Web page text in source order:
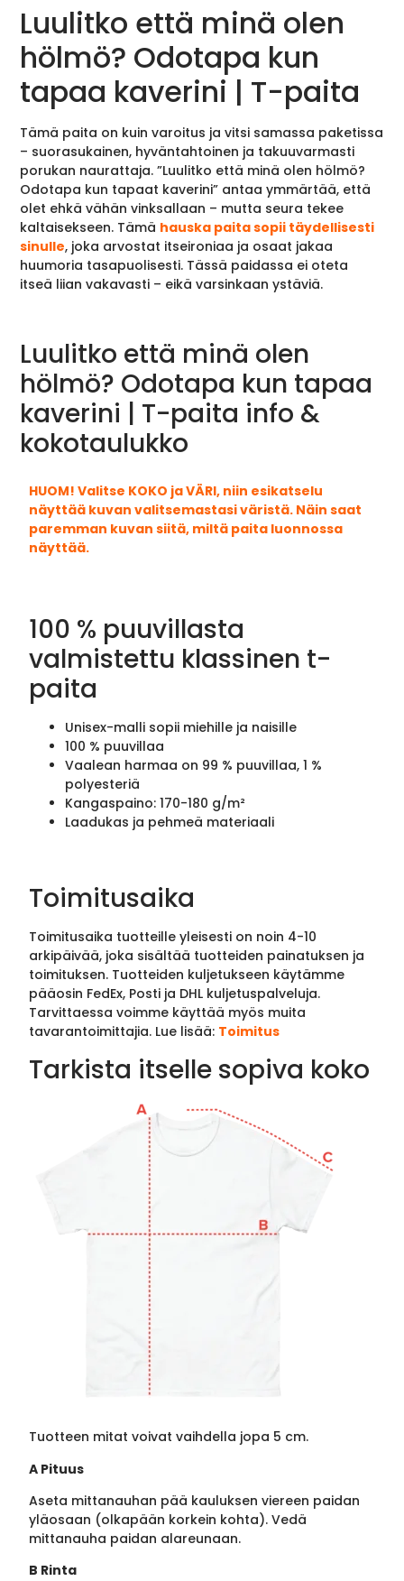
Luulitko että minä olen
hölmö? Odotapa kun
tapaa kaverini | T-paita
Tämä paita on kuin varoitus ja vitsi samassa paketissa
– suorasukainen, hyväntahtoinen ja takuuvarmasti
porukan naurattaja. ”Luulitko että minä olen hölmö?
Odotapa kun tapaat kaverini” antaa ymmärtää, että
olet ehkä vähän vinksallaan – mutta seura tekee
kaltaisekseen. Tämä hauska paita sopii täydellisesti
sinulle, joka arvostat itseironiaa ja osaat jakaa
huumoria tasapuolisesti. Tässä paidassa ei oteta
itseä liian vakavasti – eikä varsinkaan ystäviä.
Luulitko että minä olen
hölmö? Odotapa kun tapaa
kaverini | T-paita info &
kokotaulukko
HUOM! Valitse KOKO ja VÄRI, niin esikatselu
näyttää kuvan valitsemastasi väristä. Näin saat
paremman kuvan siitä, miltä paita luonnossa
näyttää.
100 % puuvillasta
valmistettu klassinen t-
paita
Unisex-malli sopii miehille ja naisille
100 % puuvillaa
Vaalean harmaa on 99 % puuvillaa, 1 %
polyesteriä
Kangaspaino: 170-180 g/m²
Laadukas ja pehmeä materiaali
Toimitusaika
Toimitusaika tuotteille yleisesti on noin 4-10
arkipäivää, joka sisältää tuotteiden painatuksen ja
toimituksen. Tuotteiden kuljetukseen käytämme
pääosin FedEx, Posti ja DHL kuljetuspalveluja.
Tarvittaessa voimme käyttää myös muita
tavarantoimittajia. Lue lisää: Toimitus
Tarkista itselle sopiva koko
Tuotteen mitat voivat vaihdella jopa 5 cm.
A Pituus
Aseta mittanauhan pää kauluksen viereen paidan
yläosaan (olkapään korkein kohta). Vedä
mittanauha paidan alareunaan.
B Rinta